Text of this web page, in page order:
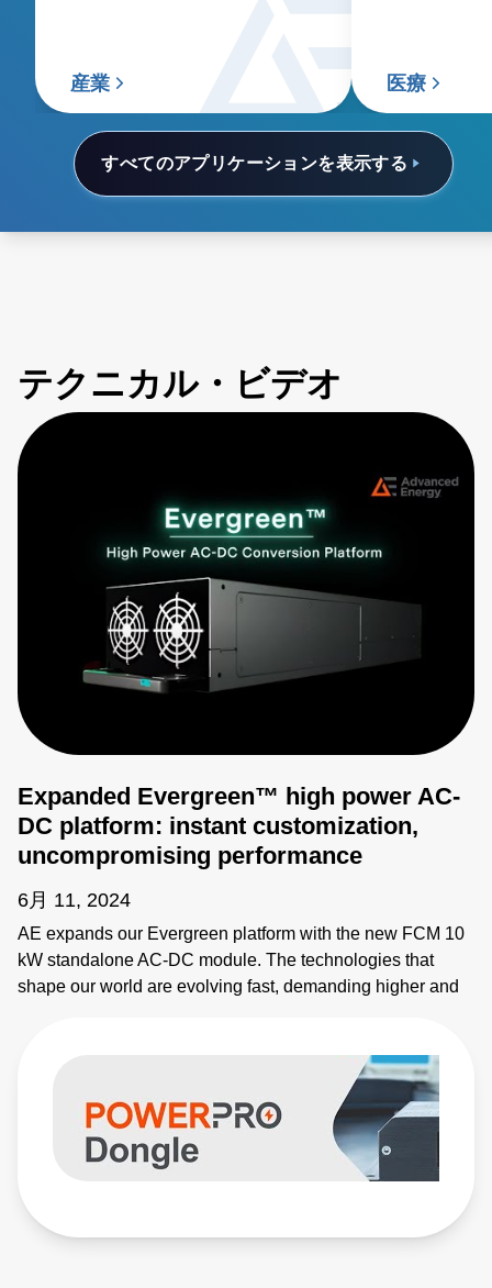
すべてのアプリケーションを表示する
産業 医療
テクニカル・ビデオ
Expanded Evergreen™ high power AC-
DC platform: instant customization,
uncompromising performance
6月 11, 2024
AE expands our Evergreen platform with the new FCM 10
kW standalone AC-DC module. The technologies that
shape our world are evolving fast, demanding higher and
enables quick configuration and power scaling, as well as:
- More power in less space with 38 W/in3 power density -
Less wasted power with up to 95% efficiency and 0.98
power factor correction - Intelligent, system-level
communication and control